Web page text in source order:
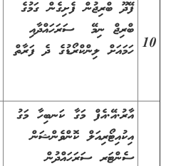
10
ފޭދޫ ބްރިޖުން ފެށިގެން ގަމުގެ
ބްރިޖް ނިމޭ ސަރަހައްދާއި
ހަމައަށް ލިންކްރޯޑުގެ ދެ ފަރާތް
އާރު.އޭ.އެފް މަގާ ކަނބިހާ މަގު
އިކުއިޓޯރިއަލް ކޮންވެންޝަން
ސެންޓަރ ސަރަހައްދުން